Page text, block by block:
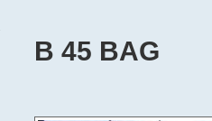
B 45 BAG